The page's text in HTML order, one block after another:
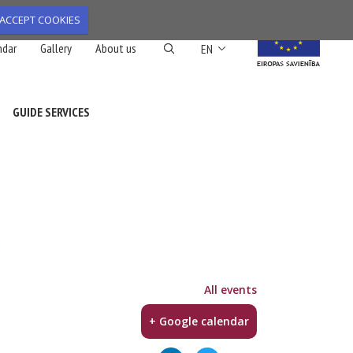
ACCEPT COOKIES
EN List additional actions
Gallery About us
GUIDE SERVICES
All events
+ Google calendar